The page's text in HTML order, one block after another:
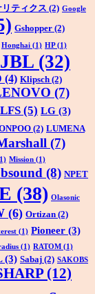
ティクス (2) Google
Gshopper (2)
Honghai (1) HP(1)
JBL (32)
(4) Klipsch (2)
(7)
LFS (5) LG (3)
(2) LUMENA
(7)
Mission (1)
(8) NPET
(38) Olasonic
(6) Ortizan (2)
(1) Pioneer (3)
(1) RATOM (1)
(3) Sabaj (2) SAKOBS
(12)